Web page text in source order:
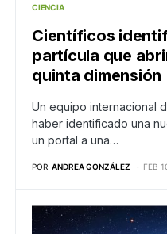
CIENCIA
Científicos
partícula que
quinta dimensión
Un equipo internacional
haber identificado una
un portal a una…
POR ANDREA GONZÁLEZ FEB